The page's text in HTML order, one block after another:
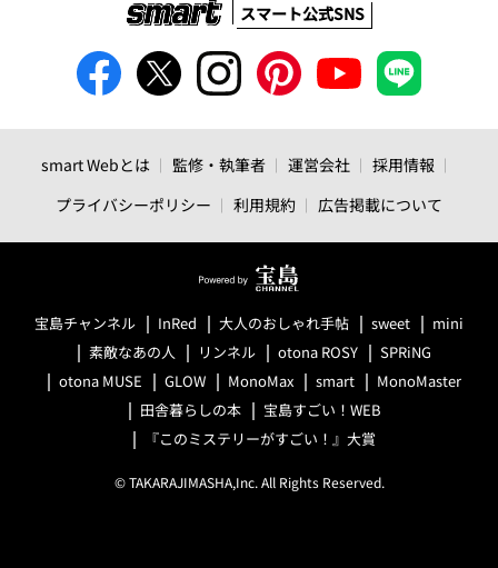
スマート公式SNS
smart Webとは 監修・執筆者 運営会社
採用情報
プライバシーポリシー
利用規約 広告掲載について
宝島チャンネル InRed 大人のおしゃれ手帖 sweet
mini
素敵なあの人
リンネル otona ROSY
SPRiNG
otona MUSE
GLOW MonoMax smart
MonoMaster
田舎暮らしの本
宝島すごい！WEB
『このミステリーがすごい！』大賞
© TAKARAJIMASHA,Inc. All Rights Reserved.